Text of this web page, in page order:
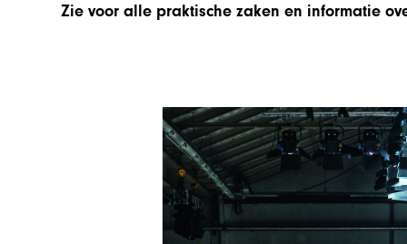
Zie voor alle praktische zaken en informatie